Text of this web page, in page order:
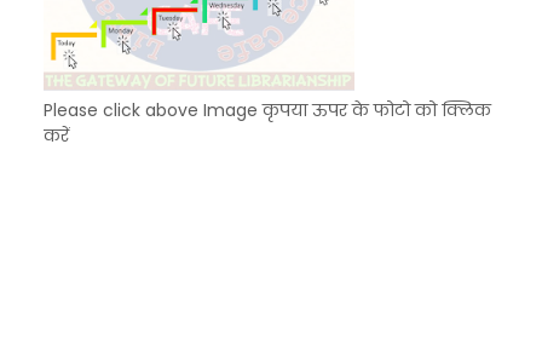
Please click above Image कृपया ऊपर के फोटो को क्लिक
करें